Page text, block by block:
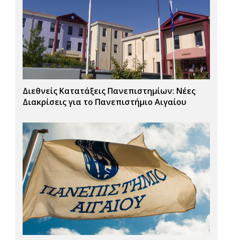
Διεθνείς Κατατάξεις Πανεπιστημίων: Νέες
Διακρίσεις για το Πανεπιστήμιο Αιγαίου